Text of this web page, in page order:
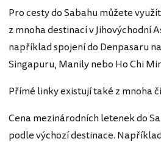
Pro cesty do Sabahu můžete
z mnoha destinací v Jihovýchodní
například spojení do Denpasaru
Singapuru, Manily nebo Ho Chi
Přímé linky existují také z mnoha
Cena mezinárodních letenek do
podle výchozí destinace.